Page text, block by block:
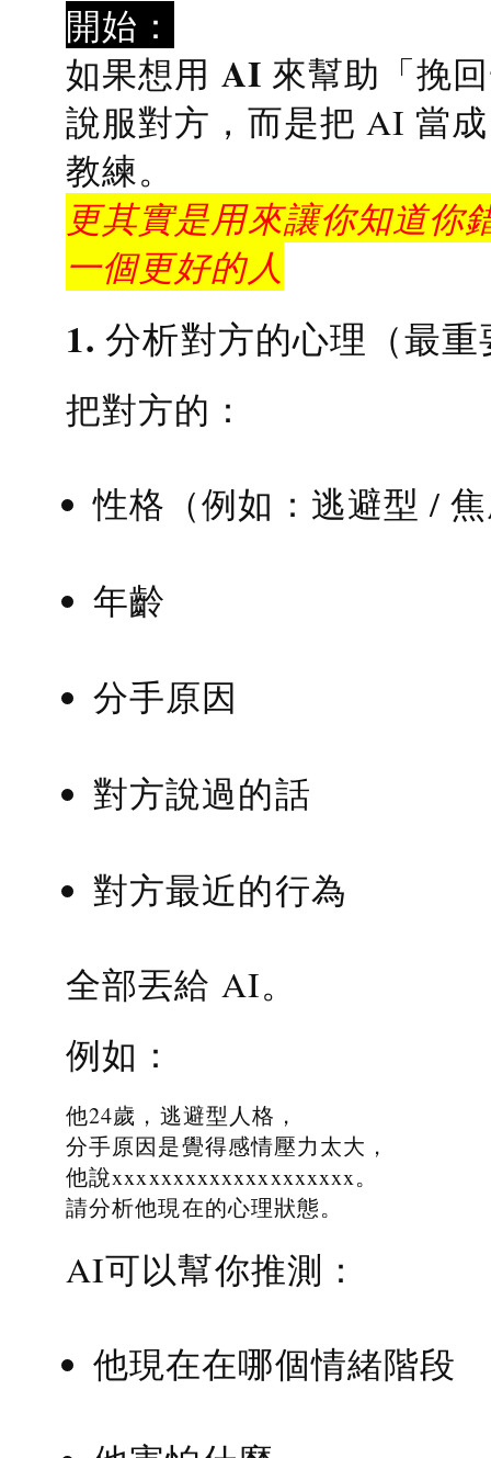
開始：
如果想用 AI 來幫助「挽
說服對方，而是把 AI 當
教練。
更其實是用來讓你知道你
一個更好的人
1. 分析對方的心理（最
把對方的：
性格（例如：逃避型 /
年齡
分手原因
對方說過的話
對方最近的行為
全部丟給 AI。
例如：
他24歲，逃避型人格，
分手原因是覺得感情壓力太大，
他說xxxxxxxxxxxxxxxxxxxx。
請分析他現在的心理狀態。
AI可以幫你推測：
他現在在哪個情緒階段